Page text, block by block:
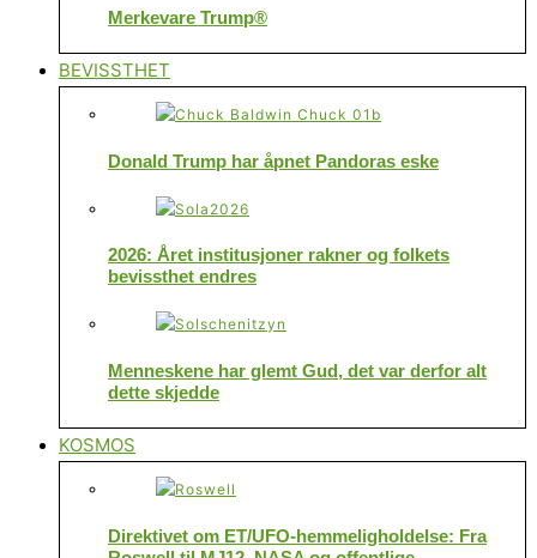
Merkevare Trump®
BEVISSTHET
Donald Trump har åpnet Pandoras eske
2026: Året institusjoner rakner og folkets
bevissthet endres
Menneskene har glemt Gud, det var derfor alt
dette skjedde
KOSMOS
Direktivet om ET/UFO-hemmeligholdelse: Fra